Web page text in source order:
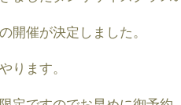
開催が決定しました。
ります。